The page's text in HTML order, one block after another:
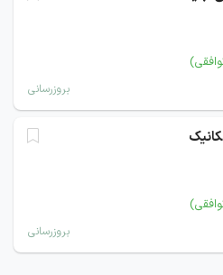
بروزرسانی
بروزرسانی